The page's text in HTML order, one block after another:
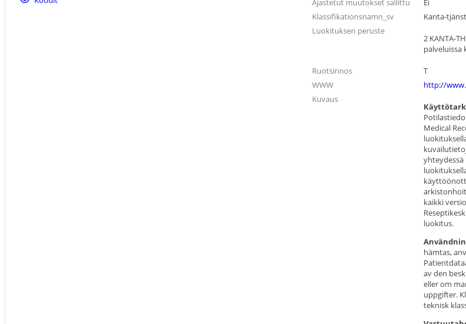
Ajastetut muutokset sallittu
Ei
Klassifikationsnamn_sv
Kanta-
Luokituksen peruste
2 KANTA-
Ruotsinnos
T
WWW
http://
Kuvaus
Medical
kaikki
luokitus.
hämtas,
av den
eller om
uppgifter.
teknisk